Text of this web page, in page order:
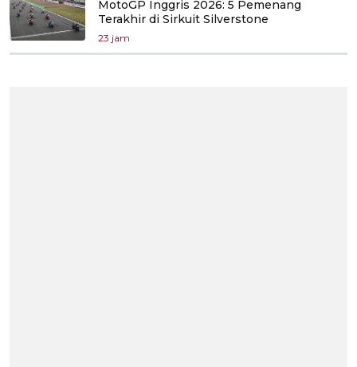
MotoGP Inggris 2026: 5 Pemenang
Terakhir di Sirkuit Silverstone
23 jam